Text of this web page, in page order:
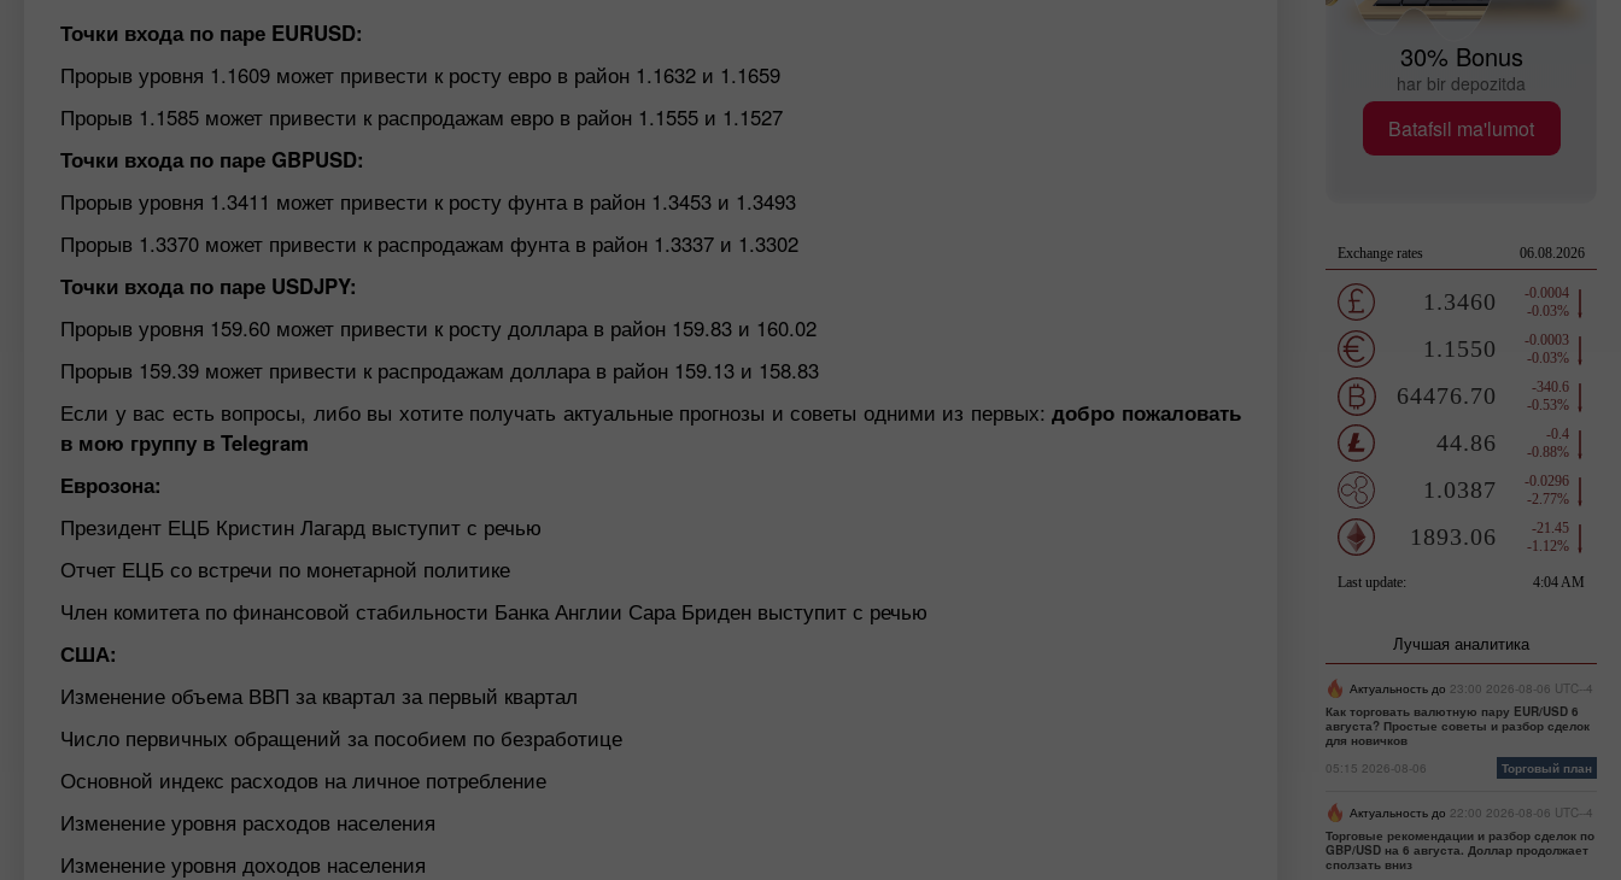
Точки входа по паре EURUSD:
Прорыв уровня 1.1609 может привести к росту евро в район 1.1632 и 1.1659
Прорыв 1.1585 может привести к распродажам евро в район 1.1555 и 1.1527
Точки входа по паре GBPUSD:
Прорыв уровня 1.3411 может привести к росту фунта в район 1.3453 и 1.3493
Прорыв 1.3370 может привести к распродажам фунта в район 1.3337 и 1.3302
Точки входа по паре USDJPY:
Прорыв уровня 159.60 может привести к росту доллара в район 159.83 и 160.02
Прорыв 159.39 может привести к распродажам доллара в район 159.13 и 158.83
Если у вас есть вопросы, либо вы хотите получать актуальные прогнозы и советы одними из первых:добро пожаловать
в мою группу в Telegram
Еврозона:
Президент ЕЦБ Кристин Лагард выступит с речью
Отчет ЕЦБ со встречи по монетарной политике
Член комитета по финансовой стабильности Банка Англии Сара Бриден выступит с речью
США:
Изменение объема ВВП за квартал за первый квартал
Число первичных обращений за пособием по безработице
Основной индекс расходов на личное потребление
Изменение уровня расходов населения
Изменение уровня доходов населения
30% Bonus
har bir depozitda
Batafsil ma'lumot
Лучшая аналитика
Актуальность до 23:00 2026-08-06 UTC--4
Как торговать валютную пару EUR/USD 6
августа? Простые советы и разбор сделок
для новичков
05:15 2026-08-06
Торговый план
Актуальность до 22:00 2026-08-06 UTC--4
Торговые рекомендации и разбор сделок по
GBP/USD на 6 августа. Доллар продолжает
сползать вниз